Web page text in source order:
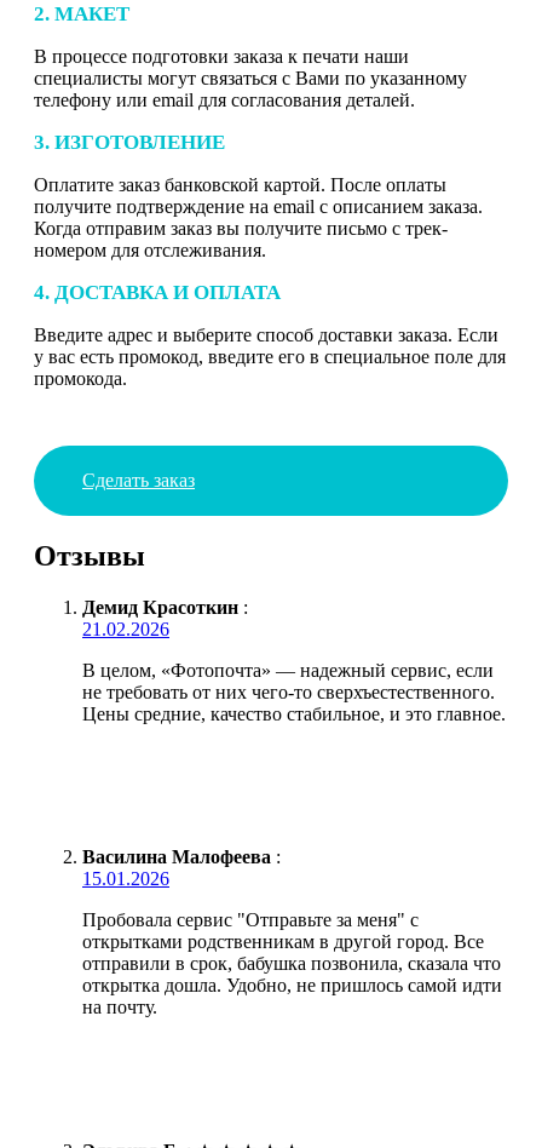
2. МАКЕТ
В процессе подготовки заказа к печати наши
специалисты могут связаться с Вами по указанному
телефону или email для согласования деталей.
3. ИЗГОТОВЛЕНИЕ
Оплатите заказ банковской картой. После оплаты
получите подтверждение на email с описанием заказа.
Когда отправим заказ вы получите письмо с трек-
номером для отслеживания.
4. ДОСТАВКА И ОПЛАТА
Введите адрес и выберите способ доставки заказа. Если
у вас есть промокод, введите его в специальное поле для
промокода.
Сделать заказ
Отзывы
Демид Красоткин :
21.02.2026
В целом, «Фотопочта» — надежный сервис, если
не требовать от них чего-то сверхъестественного.
Цены средние, качество стабильное, и это главное.
Василина Малофеева :
15.01.2026
Пробовала сервис "Отправьте за меня" с
открытками родственникам в другой город. Все
отправили в срок, бабушка позвонила, сказала что
открытка дошла. Удобно, не пришлось самой идти
на почту.